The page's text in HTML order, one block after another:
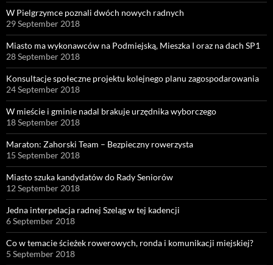
W Pielgrzymce poznali dwóch nowych radnych
29 September 2018
Miasto ma wykonawców na Podmiejską, Mieszka I oraz na dach SP1
28 September 2018
Konsultacje społeczne projektu kolejnego planu zagospodarowania
24 September 2018
W mieście i gminie nadal brakuje urzędnika wyborczego
18 September 2018
Maraton: Zahorski Team – Bezpieczny rowerzysta
15 September 2018
Miasto szuka kandydatów do Rady Seniorów
12 September 2018
Jedna interpelacja radnej Szeląg w tej kadencji
6 September 2018
Co w temacie ścieżek rowerowych, ronda i komunikacji miejskiej?
5 September 2018